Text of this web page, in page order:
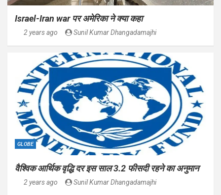
Israel-Iran war पर अमेरिका ने क्या कहा
2 years ago Sunil Kumar Dhangadamajhi
GLOBE
वैश्विक आर्थिक वृद्धि दर इस साल 3.2 फीसदी रहने का अनुमान
2 years ago Sunil Kumar Dhangadamajhi